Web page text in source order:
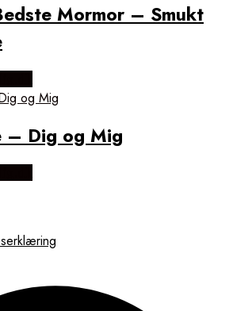
Mormor – Smukt
– Dig og Mig